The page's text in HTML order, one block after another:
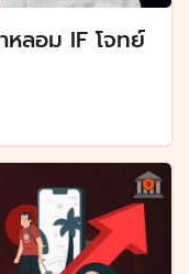
หลอม IF โจทย์